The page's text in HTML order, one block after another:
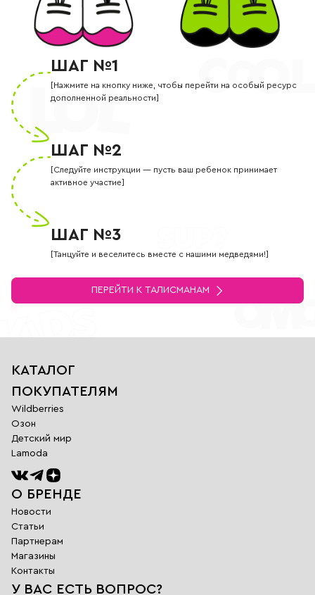
ШАГ №1
[Нажмите на кнопку ниже, чтобы перейти на особый ресурс
дополненной реальности]
ШАГ №2
[Следуйте инструкции — пусть ваш ребенок принимает
активное участие]
ШАГ №3
[Танцуйте и веселитесь вместе с нашими медведями!]
ПЕРЕЙТИ К ТАЛИСМАНАМ
КАТАЛОГ
ПОКУПАТЕЛЯМ
Wildberries
Озон
Детский мир
Lamoda
О БРЕНДЕ
Новости
Статьи
Партнерам
Магазины
Контакты
У ВАС ЕСТЬ ВОПРОС?
Обратная
связь